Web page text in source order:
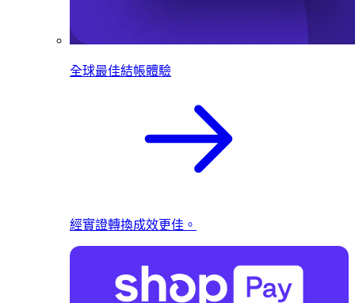
全球最佳結帳體驗
經實證轉換成效更佳。